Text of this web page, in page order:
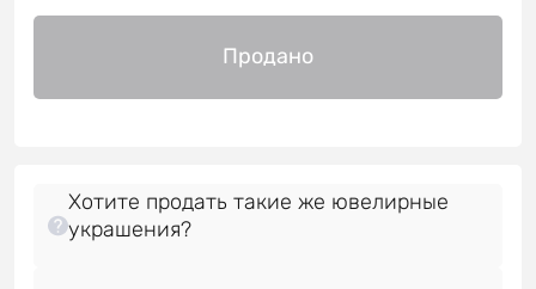
Продано
Хотите продать такие же ювелирные
украшения?